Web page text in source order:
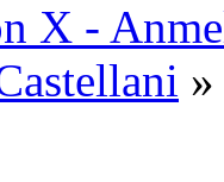
X -